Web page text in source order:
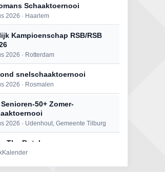
Schaaktoernooi
2026 · Haarlem
Kampioenschap RSB/RSB
2026 · Rotterdam
snelschaaktoernooi
2026 · Rosmalen
50+ Zomer-
2026 · Udenhout, Gemeente Tilburg
The Butcher
2026 · Utrecht